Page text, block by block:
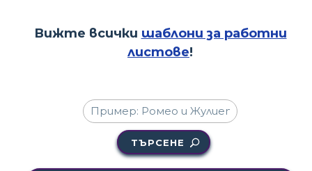
Вижте всички шаблони за работни
листове!
ТЪРСЕНЕ